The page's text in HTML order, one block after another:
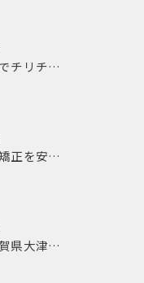
縮毛矯正失敗でチリチリジリジリの髪をビビり直し専門が丁寧に修復する方法解説
ブリーチ縮毛矯正を安全に受けるための大阪府対応サロン選びと髪質改善のポイント
ビビリ毛と滋賀県大津市での他店縮毛矯正失敗をパラゴンヘアーが修復する徹底ガイド